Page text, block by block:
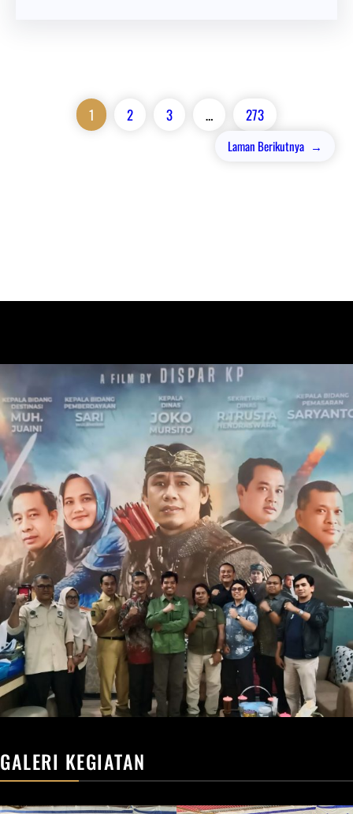
1 2 3 … 273
Laman Berikutnya →
GALERI KEGIATAN